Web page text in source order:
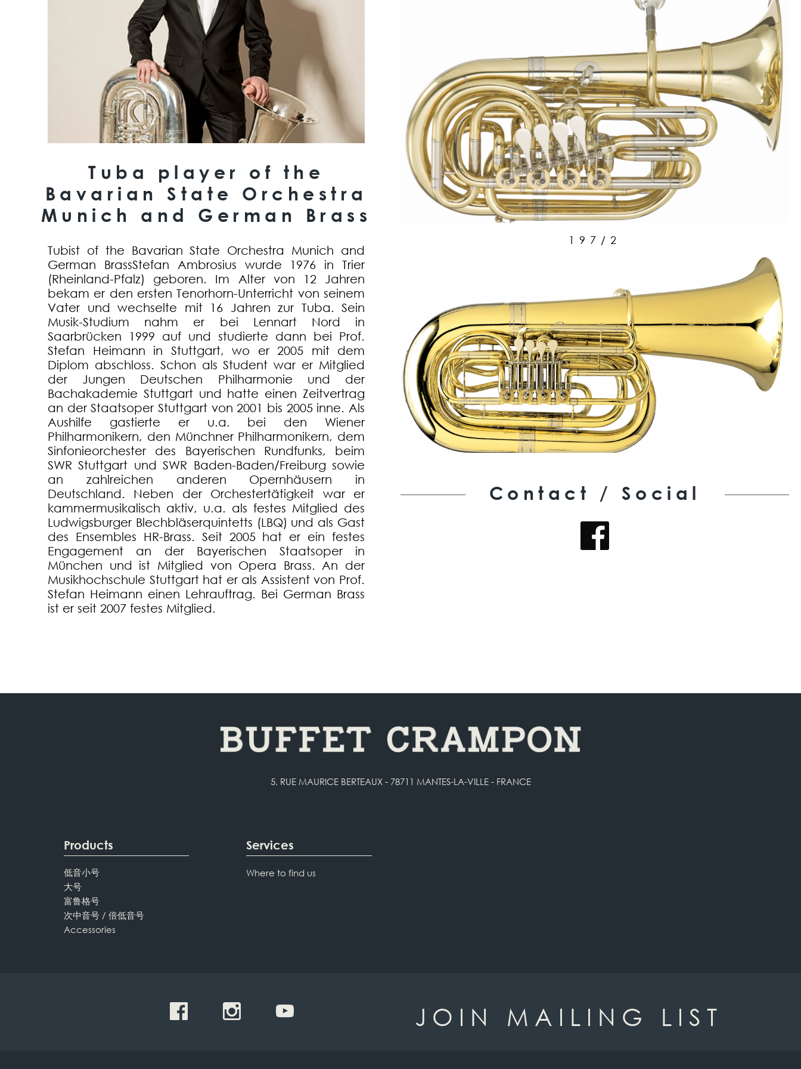
Tuba player of the
Bavarian State Orchestra
Munich and German Brass
Tubist of the Bavarian State Orchestra Munich and
German BrassStefan Ambrosius wurde 1976 in Trier
(Rheinland-Pfalz) geboren. Im Alter von 12 Jahren
bekam er den ersten Tenorhorn-Unterricht von seinem
Vater und wechselte mit 16 Jahren zur Tuba. Sein
Musik-Studium nahm er bei Lennart Nord in
Saarbrücken 1999 auf und studierte dann bei Prof.
Stefan Heimann in Stuttgart, wo er 2005 mit dem
Diplom abschloss. Schon als Student war er Mitglied
der Jungen Deutschen Philharmonie und der
Bachakademie Stuttgart und hatte einen Zeitvertrag
an der Staatsoper Stuttgart von 2001 bis 2005 inne. Als
Aushilfe gastierte er u.a. bei den Wiener
Philharmonikern, den Münchner Philharmonikern, dem
Sinfonieorchester des Bayerischen Rundfunks, beim
SWR Stuttgart und SWR Baden-Baden/Freiburg sowie
an zahlreichen anderen Opernhäusern in
Deutschland. Neben der Orchestertätigkeit war er
kammermusikalisch aktiv, u.a. als festes Mitglied des
Ludwigsburger Blechbläserquintetts (LBQ) und als Gast
des Ensembles HR-Brass. Seit 2005 hat er ein festes
Engagement an der Bayerischen Staatsoper in
München und ist Mitglied von Opera Brass. An der
Musikhochschule Stuttgart hat er als Assistent von Prof.
Stefan Heimann einen Lehrauftrag. Bei German Brass
ist er seit 2007 festes Mitglied.
197/2
Contact / Social
5, RUE MAURICE BERTEAUX - 78711 MANTES-LA-VILLE - FRANCE
Products
低音小号
大号
富鲁格号
次中音号 / 倍低音号
Accessories
Services
Where to find us
JOIN MAILING LIST